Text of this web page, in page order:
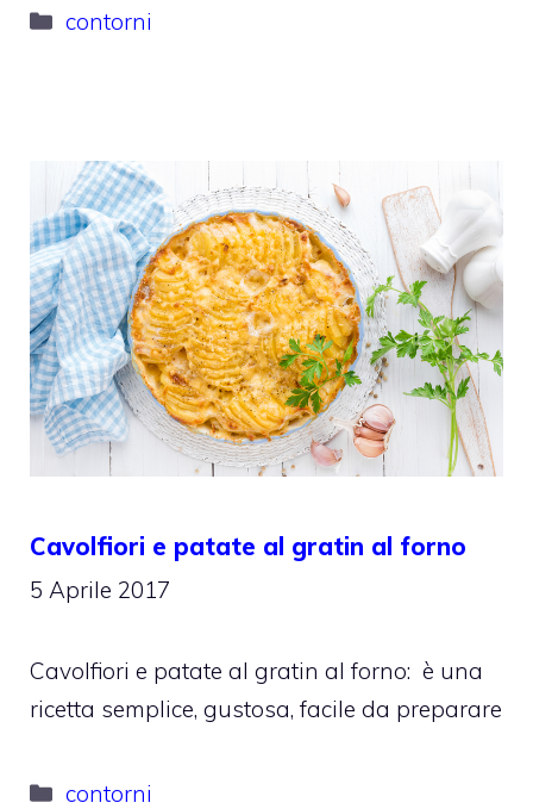
Categorie
contorni
Cavolfiori e patate al gratin al forno
5 Aprile 2017
Cavolfiori e patate al gratin al forno: è una
ricetta semplice, gustosa, facile da preparare
Categorie
contorni